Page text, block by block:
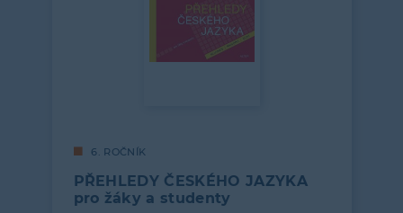
6. ROČNÍK
PŘEHLEDY ČESKÉHO JAZYKA
pro žáky a studenty